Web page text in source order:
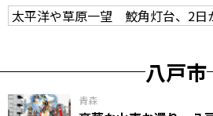
太平洋や草原一望 鮫角灯台、2日
八戸市
青森